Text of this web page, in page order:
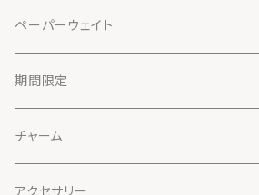
ペーパーウェイト
期間限定
チャーム
アクセサリー